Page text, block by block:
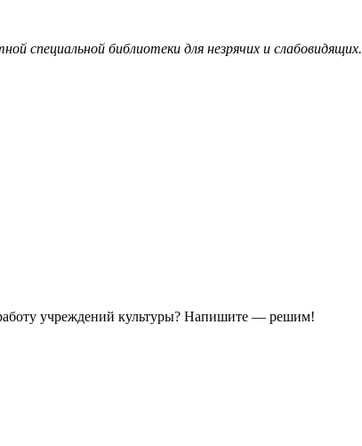
специальной библиотеки для незрячих и слабовидящих.
учреждений культуры? Напишите — решим!